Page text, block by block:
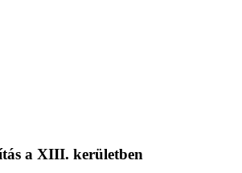
a XIII. kerületben